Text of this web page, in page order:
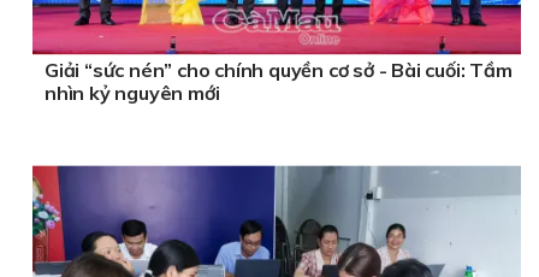
Giải “sức nén” cho chính quyền cơ sở - Bài cuối: Tầm
nhìn kỷ nguyên mới